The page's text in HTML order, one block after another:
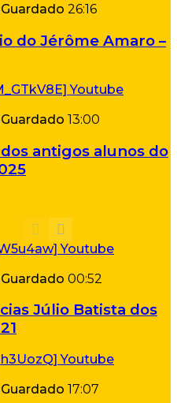
Guardado 26:16
do Jérôme Amaro –
Guardado 13:00
antigos alunos do
Guardado 00:52
Júlio Batista dos
Guardado 17:07